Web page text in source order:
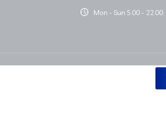
Mon - Sun 5.00 - 22.00.